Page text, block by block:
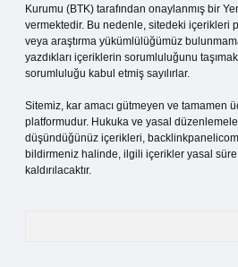
Kurumu (BTK) tarafından onaylanmış bir
vermektedir. Bu nedenle, sitedeki içerikleri
veya araştırma yükümlülüğümüz
yazdıkları içeriklerin sorumluluğunu
sorumluluğu kabul etmiş sayılırlar.
Sitemiz, kar amacı gütmeyen ve tamamen
platformudur. Hukuka ve yasal
düşündüğünüz içerikleri,
bildirmeniz halinde, ilgili içerikler yasal
kaldırılacaktır.